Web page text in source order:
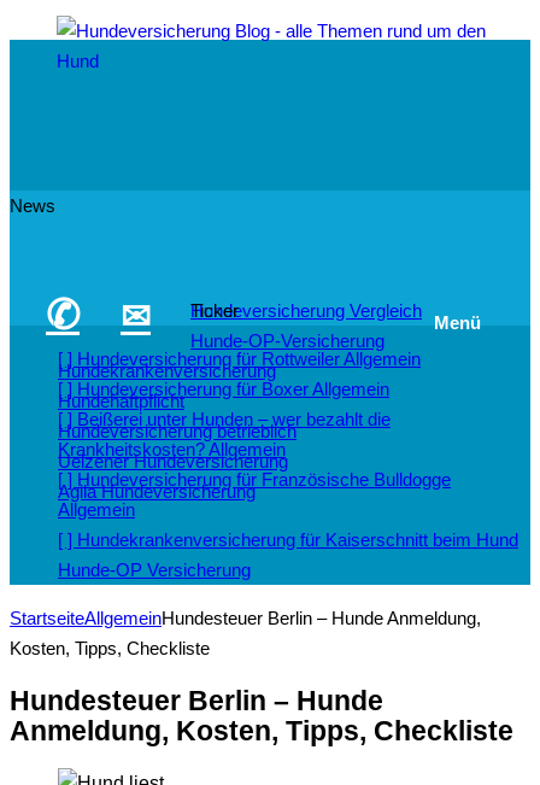
✆ ✉ Menü
Hundeversicherung Vergleich
Hunde-OP-Versicherung
Hundekrankenversicherung
Hundehaftpflicht
Hundeversicherung betrieblich
Uelzener Hundeversicherung
Agila Hundeversicherung
News
Ticker
[ ] Hundeversicherung für RottweilerAllgemein
[ ] Hundeversicherung für BoxerAllgemein
[ ] Beißerei unter Hunden – wer bezahlt die
Krankheitskosten?Allgemein
[ ] Hundeversicherung für Französische Bulldogge
Allgemein
[ ] Hundekrankenversicherung für Kaiserschnitt beim Hund
Hunde-OP Versicherung
StartseiteAllgemeinHundesteuer Berlin – Hunde Anmeldung,
Kosten, Tipps, Checkliste
Hundesteuer Berlin – Hunde
Anmeldung, Kosten, Tipps, Checkliste